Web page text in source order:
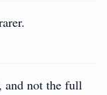
and not the full